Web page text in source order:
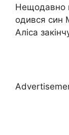
Нещодавно
одився син
Аліса